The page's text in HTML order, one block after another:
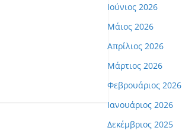
Ιούνιος 2026
Μάιος 2026
Απρίλιος 2026
Μάρτιος 2026
Φεβρουάριος 2026
Ιανουάριος 2026
Δεκέμβριος 2025